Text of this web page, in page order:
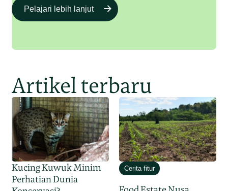
Pelajari lebih lanjut
Artikel terbaru
Kucing Kuwuk Minim
Perhatian Dunia
Cerita fitur